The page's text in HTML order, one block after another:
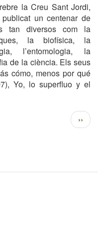
la Creu Sant Jordi,
un centenar de
tan diversos com la
la biofísica, la
l’entomologia, la
de la ciència. Els seus
cómo, menos por qué
Yo, lo superfluo y el
››